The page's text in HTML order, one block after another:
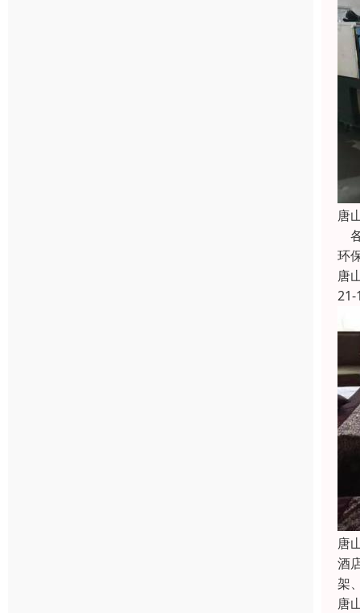
唐
环
唐
21-
唐
酒
架
唐